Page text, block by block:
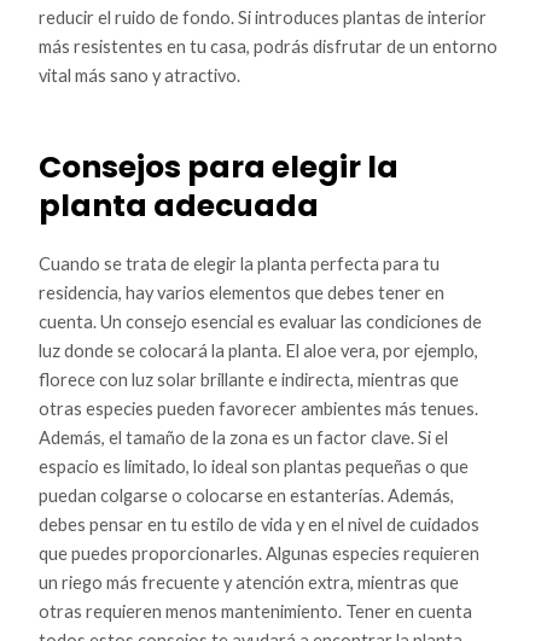
reducir el ruido de fondo. Si introduces plantas de interior
más resistentes en tu casa, podrás disfrutar de un entorno
vital más sano y atractivo.
Consejos para elegir la
planta adecuada
Cuando se trata de elegir la planta perfecta para tu
residencia, hay varios elementos que debes tener en
cuenta. Un consejo esencial es evaluar las condiciones de
luz donde se colocará la planta. El aloe vera, por ejemplo,
florece con luz solar brillante e indirecta, mientras que
otras especies pueden favorecer ambientes más tenues.
Además, el tamaño de la zona es un factor clave. Si el
espacio es limitado, lo ideal son plantas pequeñas o que
puedan colgarse o colocarse en estanterías. Además,
debes pensar en tu estilo de vida y en el nivel de cuidados
que puedes proporcionarles. Algunas especies requieren
un riego más frecuente y atención extra, mientras que
otras requieren menos mantenimiento. Tener en cuenta